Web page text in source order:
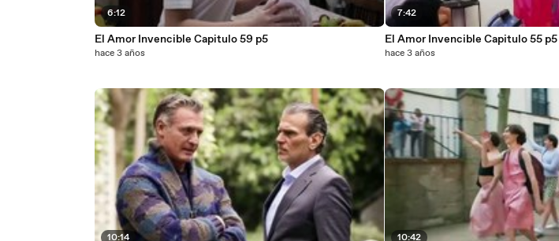
6:12
El Amor Invencible Capitulo 59 p5
hace 3 años
10:14
7:42
El Amor Invencible Capitulo 55 p5
hace 3 años
10:42